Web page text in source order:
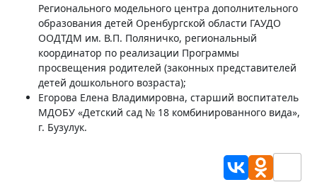
Регионального модельного центра дополнительного
образования детей Оренбургской области ГАУДО
ООДТДМ им. В.П. Поляничко, региональный
координатор по реализации Программы
просвещения родителей (законных представителей
детей дошкольного возраста);
Егорова Елена Владимировна, старший воспитатель
МДОБУ «Детский сад № 18 комбинированного вида»,
г. Бузулук.